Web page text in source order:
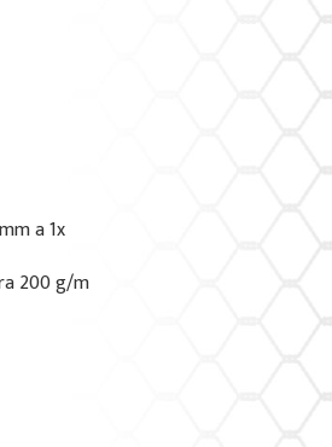
a 1x
200 g/m